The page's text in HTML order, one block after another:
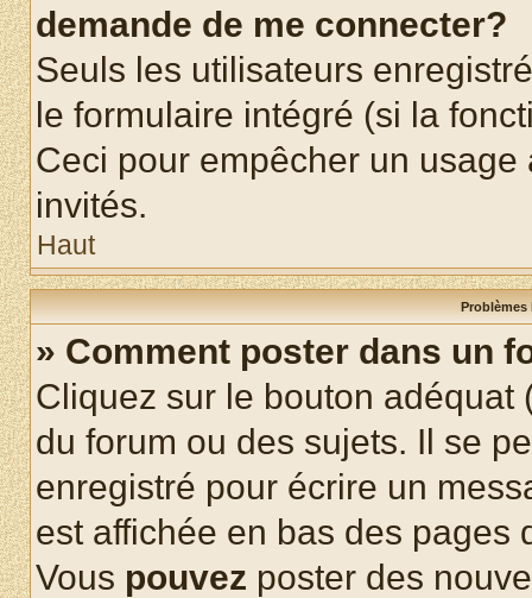
demande de me connecter?
Seuls les utilisateurs
le formulaire intégré (si la
Ceci pour empêcher un
invités.
Haut
Problèmes
» Comment poster dans un
Cliquez sur le bouton
du forum ou des sujets. Il se
enregistré pour écrire un
est affichée en bas des pages
Vous pouvez poster des